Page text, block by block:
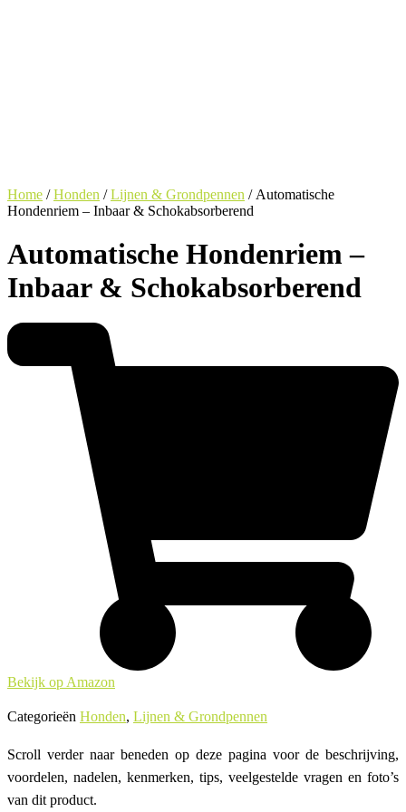
Home /Honden /Lijnen & Grondpennen / Automatische
Hondenriem – Inbaar & Schokabsorberend
Automatische Hondenriem –
Inbaar & Schokabsorberend
Bekijk op Amazon
Categorieën Honden, Lijnen & Grondpennen
Scroll verder naar beneden op deze pagina voor de beschrijving,
voordelen, nadelen, kenmerken, tips, veelgestelde vragen en foto’s
van dit product.